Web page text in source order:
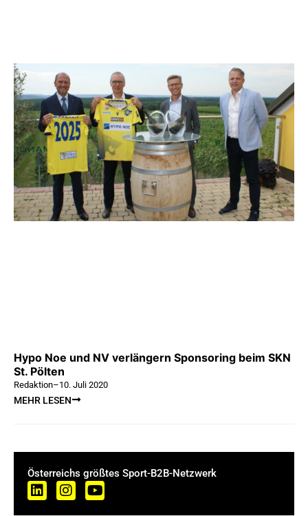
Hypo Noe und NV verlängern Sponsoring beim SKN
St. Pölten
Redaktion–10. Juli 2020
MEHR LESEN
Österreichs größtes Sport-B2B-Netzwerk